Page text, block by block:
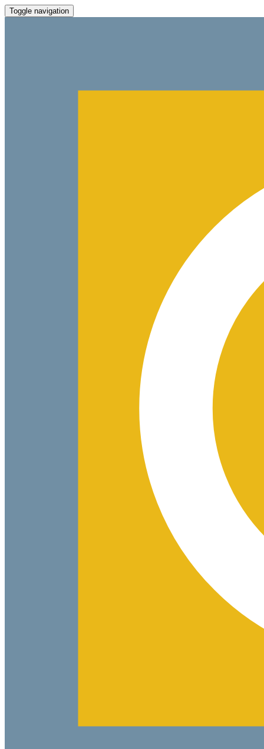
Toggle navigation